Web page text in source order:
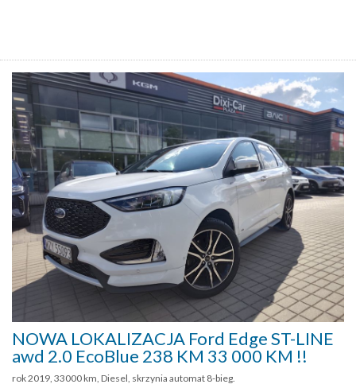
NOWA LOKALIZACJA Ford Edge ST-LINE
awd 2.0 EcoBlue 238 KM 33 000 KM !!
rok 2019, 33000 km, Diesel, skrzynia automat 8-bieg.